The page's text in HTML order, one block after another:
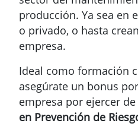
producción. Ya sea en
o privado, o hasta
empresa.
Ideal como formación
asegúrate un bonus
empresa por ejercer de
en Prevención de